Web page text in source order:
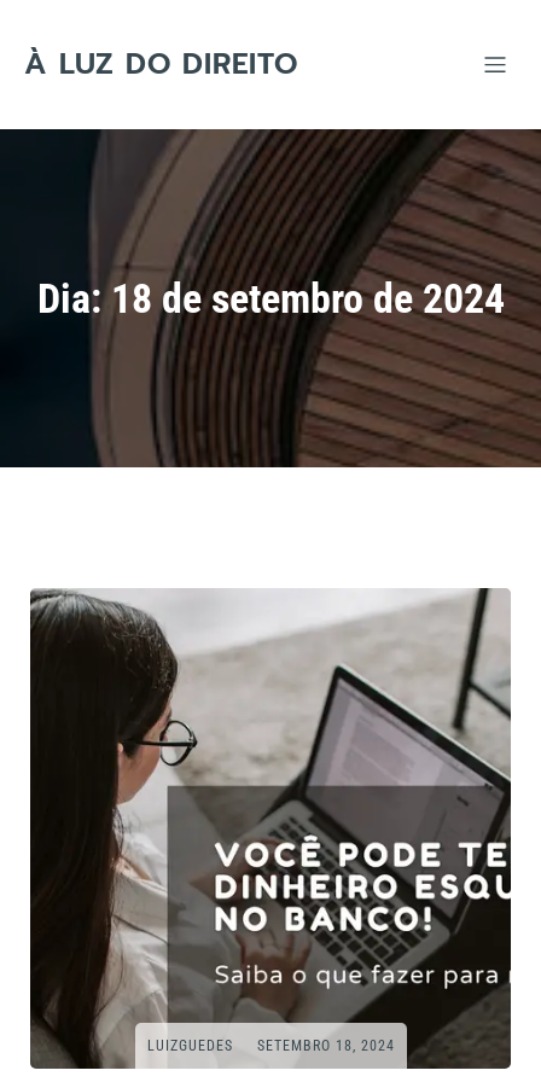
content
À LUZ DO DIREITO
Dia:18 de setembro de 2024
LUIZGUEDES SETEMBRO 18, 2024